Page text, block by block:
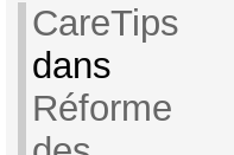
CareTips
dans
Réforme